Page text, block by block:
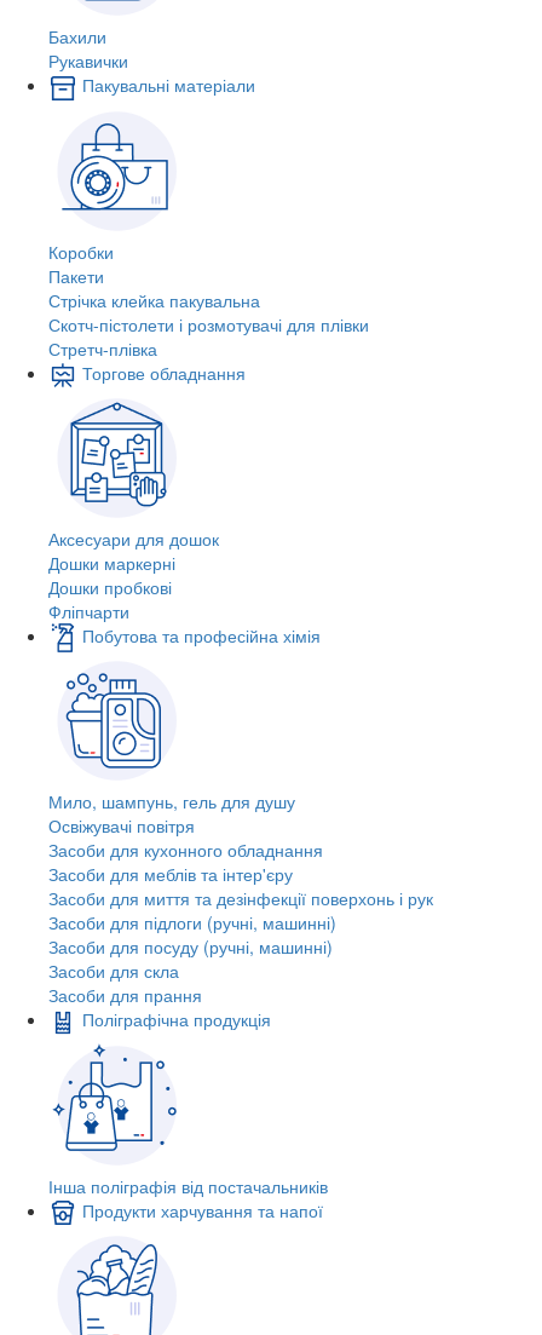
Бахили
Рукавички
Пакувальні матеріали
Коробки
Пакети
Стрічка клейка пакувальна
Скотч-пістолети і розмотувачі для плівки
Стретч-плівка
Торгове обладнання
Аксесуари для дошок
Дошки маркерні
Дошки пробкові
Фліпчарти
Побутова та професійна хімія
Мило, шампунь, гель для душу
Освіжувачі повітря
Засоби для кухонного обладнання
Засоби для меблів та інтер'єру
Засоби для миття та дезінфекції поверхонь і рук
Засоби для підлоги (ручні, машинні)
Засоби для посуду (ручні, машинні)
Засоби для скла
Засоби для прання
Поліграфічна продукція
Інша поліграфія від постачальників
Продукти харчування та напої